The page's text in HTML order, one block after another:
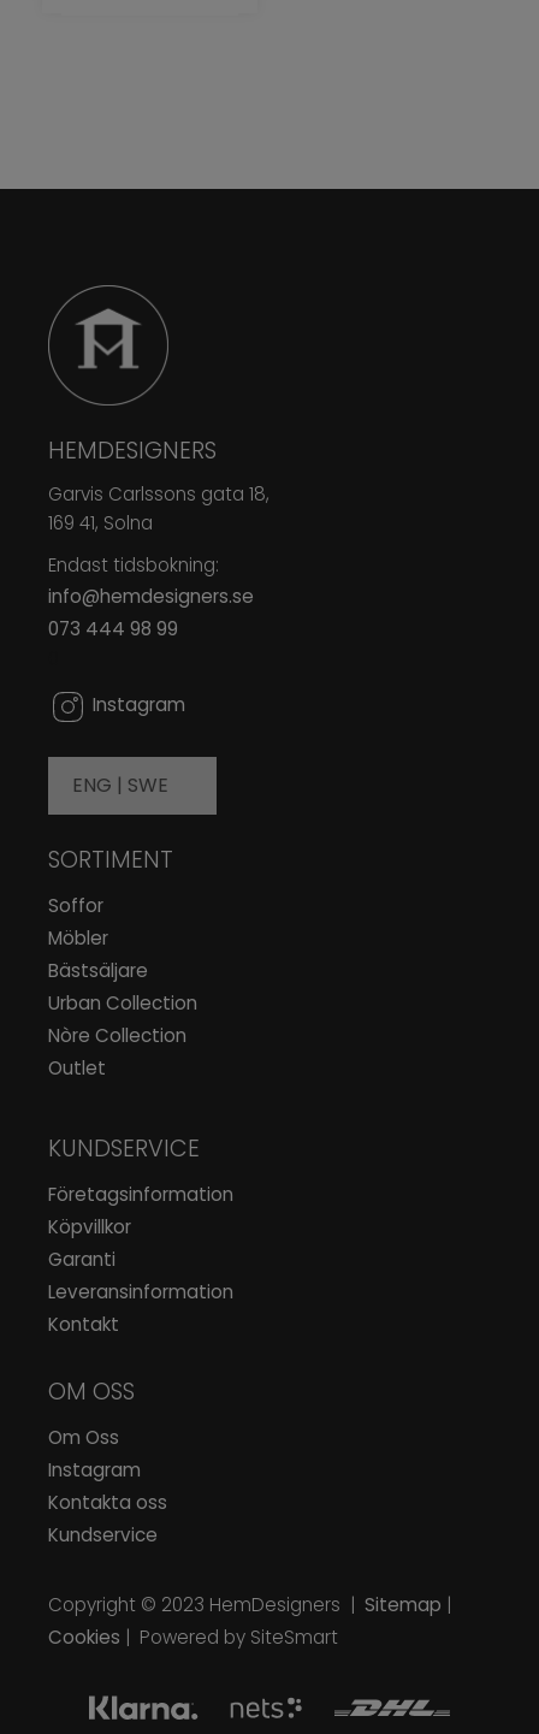
HEMDESIGNERS
Garvis Carlssons gata 18,
169 41, Solna
Endast tidsbokning:
info@hemdesigners.se
073 444 98 99
Instagram
ENG | SWE
SORTIMENT
Soffor
Möbler
Bästsäljare
Urban Collection
Nòre Collection
Outlet
KUNDSERVICE
Företagsinformation
Köpvillkor
Garanti
Leveransinformation
Kontakt
OM OSS
Om Oss
Instagram
Kontakta oss
Kundservice
Copyright © 2023 HemDesigners | Sitemap |
Cookies | Powered by SiteSmart